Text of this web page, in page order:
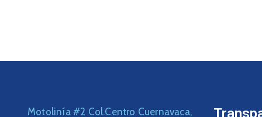
Motolinía #2 Col.Centro Cuernavaca,